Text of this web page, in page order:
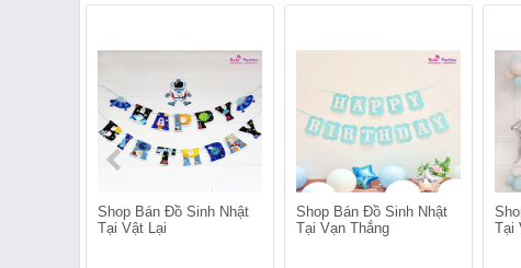
Shop Bán Đồ Sinh Nhật
Tại Vật Lại
Shop Bán Đồ Sinh Nhật
Tại Vạn Thắng
Tại